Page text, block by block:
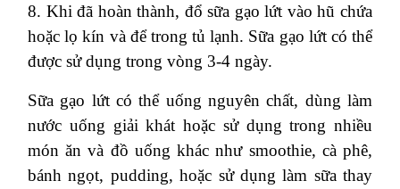
8. Khi đã hoàn thành, đổ sữa gạo lứt vào hũ chứa
hoặc lọ kín và để trong tủ lạnh. Sữa gạo lứt có thể
được sử dụng trong vòng 3-4 ngày.
Sữa gạo lứt có thể uống nguyên chất, dùng làm
nước uống giải khát hoặc sử dụng trong nhiều
món ăn và đồ uống khác như smoothie, cà phê,
bánh ngọt, pudding, hoặc sử dụng làm sữa thay